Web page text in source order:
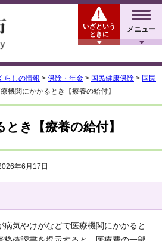
メニュー
いざという
ときに
らしの情報 > 保険・年金 > 国民健康保険 > 国民
機関にかかるとき【療養の給付】
き【療養の給付】
年6月17日
病気やけがなどで医療機関にかかると